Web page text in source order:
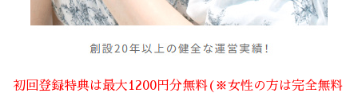
初回登録特典は最大1200円分無料(※女性の方は完全無料